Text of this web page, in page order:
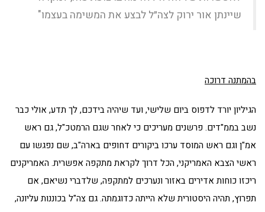
שיינתן אור ירוק לצה״ל לבצע את המשימה בעצמו"
בהמתנה דרוכה
הגיליון יורד לדפוס ביום שלישי, ועד שיהיה בידכם, לך תדע, אולי כבר
נשב בממ"דים. פרשנים מעריכים כי לאחר שגם הרמטכ"ל, גם ראש
אמ"ן וגם ראש המוסד ערכו ביקורים דחופים בארה"ב, שם נפגשו עם
ראשי הצבא האמריקני, הכל דרוך לקראת מתקפה אפשרית. האמריקנים
ריכזו כוחות אדירים באזור ונערכים למתקפה, שלדברי נשיאם, אם
תפרוץ, תהיה היסטורית שלא הייתה כדוגמתה. גם צה"ל בכוננות עליונה,